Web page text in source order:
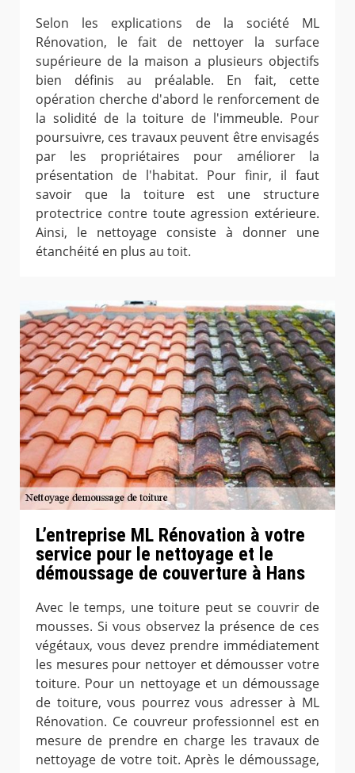
Selon les explications de la société ML
Rénovation, le fait de nettoyer la surface
supérieure de la maison a plusieurs objectifs
bien définis au préalable. En fait, cette
opération cherche d'abord le renforcement de
la solidité de la toiture de l'immeuble. Pour
poursuivre, ces travaux peuvent être envisagés
par les propriétaires pour améliorer la
présentation de l'habitat. Pour finir, il faut
savoir que la toiture est une structure
protectrice contre toute agression extérieure.
Ainsi, le nettoyage consiste à donner une
étanchéité en plus au toit.
L’entreprise ML Rénovation à votre
service pour le nettoyage et le
démoussage de couverture à Hans
Avec le temps, une toiture peut se couvrir de
mousses. Si vous observez la présence de ces
végétaux, vous devez prendre immédiatement
les mesures pour nettoyer et démousser votre
toiture. Pour un nettoyage et un démoussage
de toiture, vous pourrez vous adresser à ML
Rénovation. Ce couvreur professionnel est en
mesure de prendre en charge les travaux de
nettoyage de votre toit. Après le démoussage,